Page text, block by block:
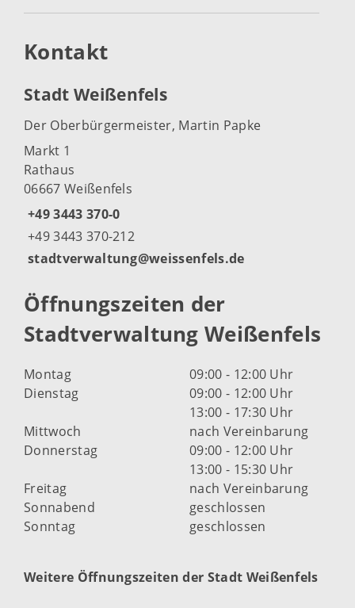
Kontakt
Stadt Weißenfels
Der Oberbürgermeister, Martin Papke
Markt 1
Rathaus
06667 Weißenfels
+49 3443 370-0
+49 3443 370-212
stadtverwaltung@weissenfels.de
Öffnungszeiten der
Stadtverwaltung Weißenfels
Montag
09:00 - 12:00 Uhr
Dienstag
09:00 - 12:00 Uhr
13:00 - 17:30 Uhr
Mittwoch
nach Vereinbarung
Donnerstag
09:00 - 12:00 Uhr
13:00 - 15:30 Uhr
Freitag
nach Vereinbarung
Sonnabend
geschlossen
Sonntag
geschlossen
Weitere Öffnungszeiten der Stadt Weißenfels